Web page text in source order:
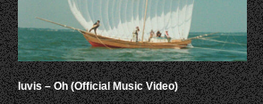
luvis – Oh (Official Music Video)